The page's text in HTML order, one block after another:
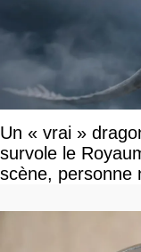
Un « vrai »
survole le
scène, personne